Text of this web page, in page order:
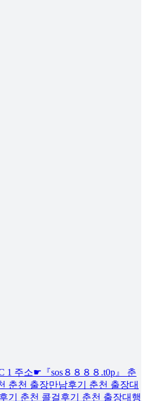
1 주소☛『sos８８８８.t0p』 춘
춘천 출장만남후기 춘천 출장대
기 춘천 콜걸후기 춘천 출장대행